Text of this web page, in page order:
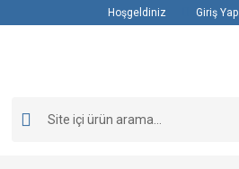
Hoşgeldiniz Giriş Yap